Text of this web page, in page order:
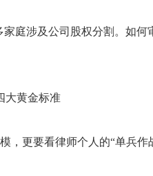
庭涉及公司股权分割。如
大黄金标准
，更要看律师个人的“单兵